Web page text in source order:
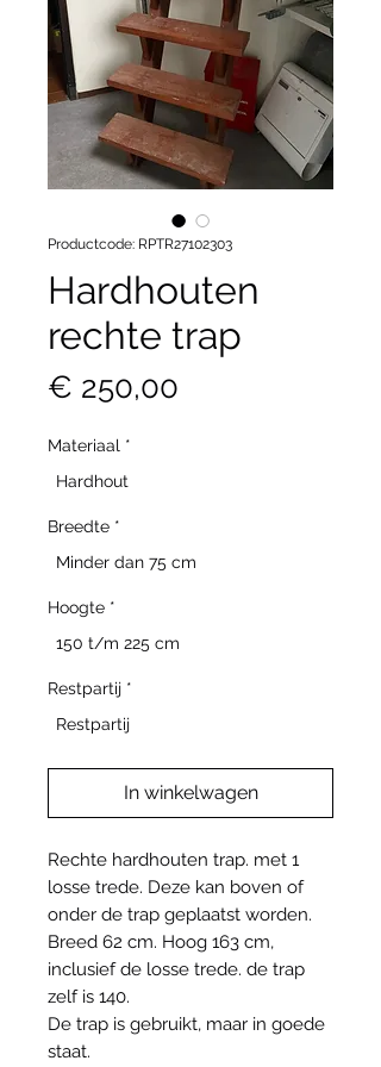
Productcode: RPTR27102303
Hardhouten
rechte trap
€ 250,00
Materiaal *
Hardhout
Breedte *
Minder dan 75 cm
Hoogte *
150 t/m 225 cm
Restpartij *
Restpartij
In winkelwagen
Rechte hardhouten trap. met 1
losse trede. Deze kan boven of
onder de trap geplaatst worden.
Breed 62 cm. Hoog 163 cm,
inclusief de losse trede. de trap
zelf is 140.
De trap is gebruikt, maar in goede
staat.